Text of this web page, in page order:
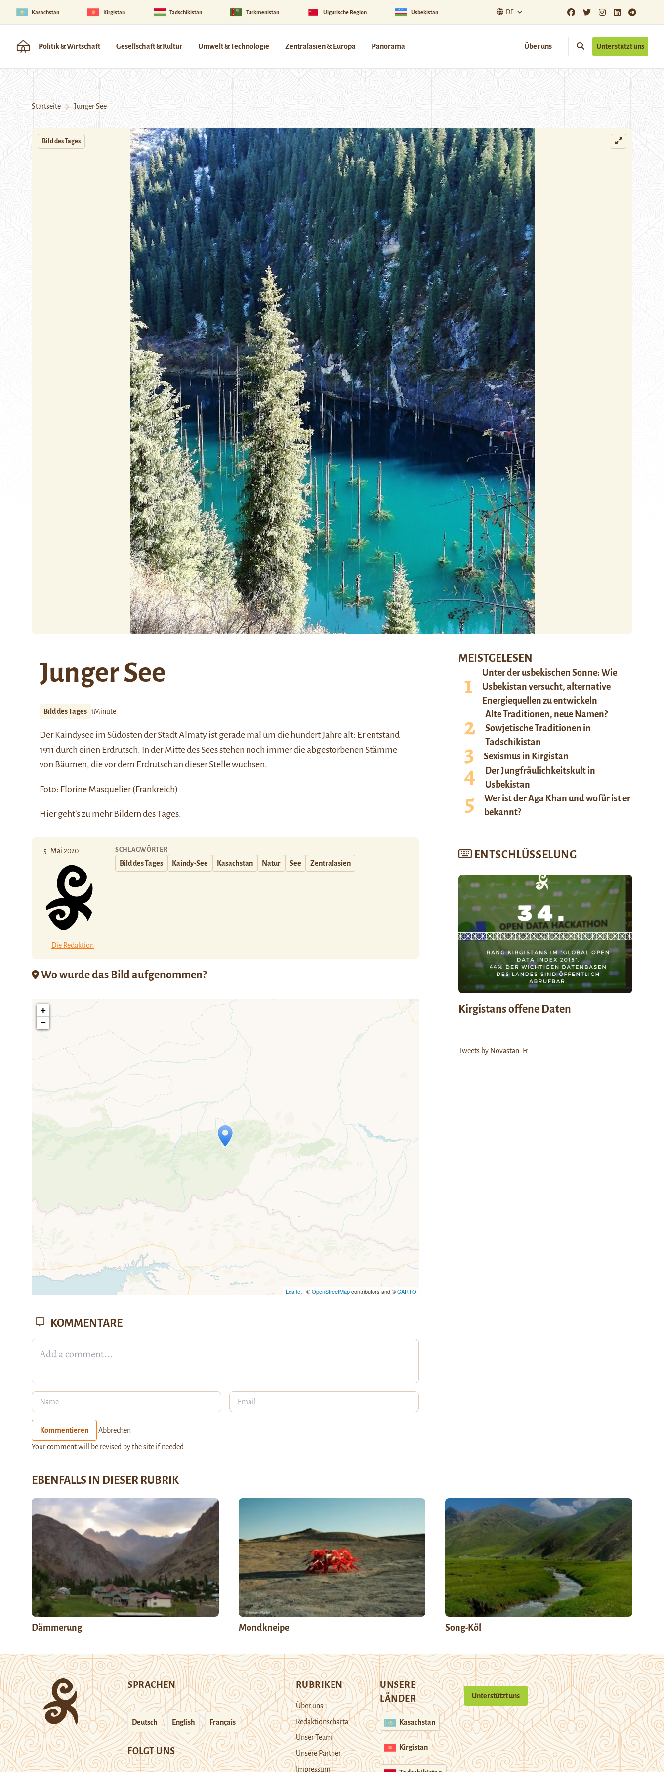
Kasachstan Kirgistan Tadschikistan Turkmenistan Uigurische Region Usbekistan DE
Politik & Wirtschaft Gesellschaft & Kultur Umwelt & Technologie Zentralasien & Europa Panorama Über uns Unterstützt uns
Startseite Junger See
Bild des Tages
Junger See
Bild des Tages 1Minute
DerKaindysee im Südosten der Stadt Almaty ist gerade mal um die hundert Jahre alt: Er entstand
1911 durch einen Erdrutsch. In der Mitte des Sees stehen noch immer die abgestorbenen Stämme
von Bäumen, die vor dem Erdrutsch an dieser Stelle wuchsen.
Foto: Florine Masquelier (Frankreich)
Hiergeht’s zu mehr Bildern des Tages.
5. Mai 2020
Die Redaktion
SCHLAGWÖRTER
Bild des Tages Kaindy-See Kasachstan Natur See Zentralasien
Wo wurde das Bild aufgenommen?
Travelers' Map wird geladen …
Wenn du dies siehst, nachdem deine Seite vollständig geladen wurde,
+
−
Leaflet | ©OpenStreetMapcontributors and ©CARTO
MEISTGELESEN
Unter der usbekischen Sonne: Wie
Usbekistan versucht, alternative
Energiequellen zu entwickeln
Alte Traditionen, neue Namen?
Sowjetische Traditionen in
Tadschikistan
Sexismus in Kirgistan
Der Jungfräulichkeitskult in
Usbekistan
Wer ist der Aga Khan und wofür ist er
bekannt?
ENTSCHLÜSSELUNG
Kirgistans offene Daten
Tweets by Novastan_Fr
KOMMENTARE
Kommentieren Abbrechen
Your comment will be revised by the site if needed.
EBENFALLS IN DIESER RUBRIK
Dämmerung Mondkneipe Song-Köl
SPRACHEN
Deutsch English Français
FOLGT UNS
RUBRIKEN
Über uns
Redaktionscharta
Unser Team
Unsere Partner
Impressum
UNSERE
LÄNDER
Kasachstan
Kirgistan
Unterstützt uns